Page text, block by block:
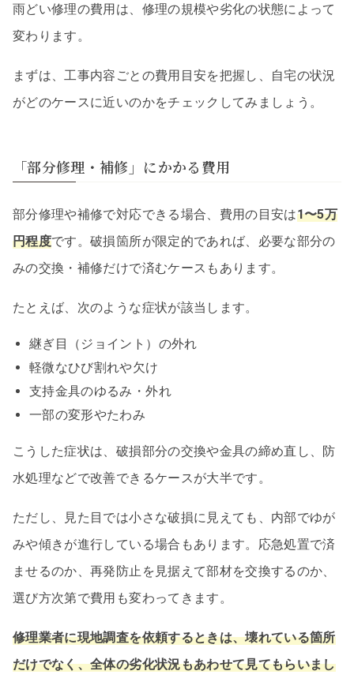
雨どい修理の費用は、修理の規模や劣化の状態によって
変わります。
まずは、工事内容ごとの費用目安を把握し、自宅の状況
がどのケースに近いのかをチェックしてみましょう。
「部分修理・補修」にかかる費用
部分修理や補修で対応できる場合、費用の目安は1〜5万
円程度です。破損箇所が限定的であれば、必要な部分の
みの交換・補修だけで済むケースもあります。
たとえば、次のような症状が該当します。
継ぎ目（ジョイント）の外れ
軽微なひび割れや欠け
支持金具のゆるみ・外れ
一部の変形やたわみ
こうした症状は、破損部分の交換や金具の締め直し、防
水処理などで改善できるケースが大半です。
ただし、見た目では小さな破損に見えても、内部でゆが
みや傾きが進行している場合もあります。応急処置で済
ませるのか、再発防止を見据えて部材を交換するのか、
選び方次第で費用も変わってきます。
修理業者に現地調査を依頼するときは、壊れている箇所
だけでなく、全体の劣化状況もあわせて見てもらいまし